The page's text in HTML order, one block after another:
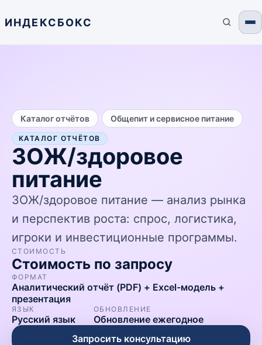
ИНДЕКСБОКС
Каталог отчётов Общепит и сервисное питание
КАТАЛОГ ОТЧЁТОВ
ЗОЖ/здоровое
питание
ЗОЖ/здоровое питание — анализ рынка
и перспектив роста: спрос, логистика,
игроки и инвестиционные программы.
СТОИМОСТЬ
Стоимость по запросу
ФОРМАТ
Аналитический отчёт (PDF) + Excel-модель +
презентация
ЯЗЫК
Русский язык
ОБНОВЛЕНИЕ
Обновление ежегодное
Запросить консультацию